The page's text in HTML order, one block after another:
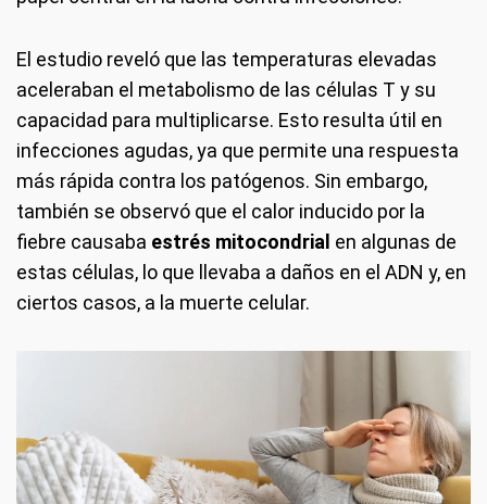
El estudio reveló que las temperaturas elevadas
aceleraban el metabolismo de las células T y su
capacidad para multiplicarse. Esto resulta útil en
infecciones agudas, ya que permite una respuesta
más rápida contra los patógenos. Sin embargo,
también se observó que el calor inducido por la
fiebre causaba estrés mitocondrial en algunas de
estas células, lo que llevaba a daños en el ADN y, en
ciertos casos, a la muerte celular.